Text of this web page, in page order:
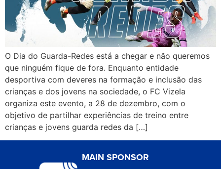
O Dia do Guarda-Redes está a chegar e não queremos
que ninguém fique de fora. Enquanto entidade
desportiva com deveres na formação e inclusão das
crianças e dos jovens na sociedade, o FC Vizela
organiza este evento, a 28 de dezembro, com o
objetivo de partilhar experiências de treino entre
crianças e jovens guarda redes da […]
MAIN SPONSOR